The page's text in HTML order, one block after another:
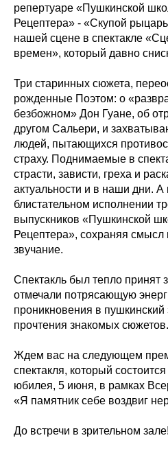
репертуаре «Пушкинской
Рецептера» - «Скупой
нашей сцене в спектакле
времен», который давно
Три старинных сюжета,
рожденные Поэтом: о
безбожном» Дон Гуане, об
другом Сальери, и
людей, пытающихся
страху. Поднимаемые в
страсти, зависти, греха и
актуальности и в наши дни. А
блистательном исполнении
выпускников «Пушкинской
Рецептера», сохраняя смысл
звучание.
Спектакль был тепло принят
отмечали потрясающую
проникновения в
прочтения знакомых сюжетов.
Ждем вас на следующем
спектакля, который
юбилея, 5 июня, в рамках
«Я памятник себе воздвиг
До встречи в зрительном зале!